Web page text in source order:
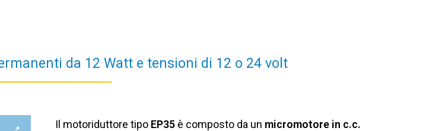
da 12 Watt e tensioni di 12 o 24 volt
Il motoriduttore tipo EP35 è composto da un micromotore in c.c.